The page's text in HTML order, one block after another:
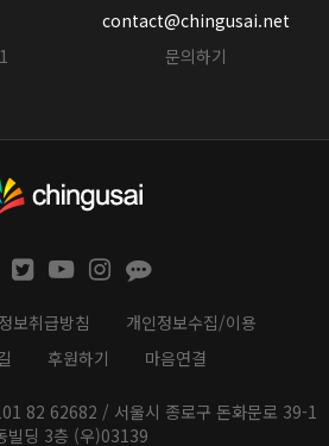
contact@chingusai.net
문의하기
보취급방침
개인정보수집/이용
후원하기 마음연결
82 62682 / 서울시 종로구 돈화문로 39-1
빌딩 3층 (우)03139